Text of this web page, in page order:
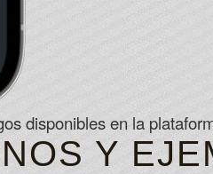
disponibles en la
Y